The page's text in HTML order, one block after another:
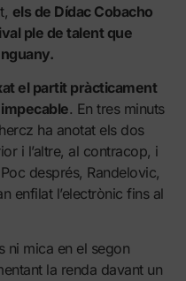
els de Dídac Cobacho
ple de talent que
el partit pràcticament
. En tres minuts
ha anotat els dos
i l’altre, al contracop, i
després, Randelovic,
enfilat l’electrònic fins al
ni mica en el segon
la renda davant un